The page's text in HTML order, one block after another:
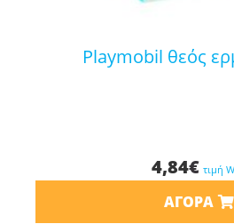
playmobil θεός
4,84€ τιμή
ΑΓΟΡΆ